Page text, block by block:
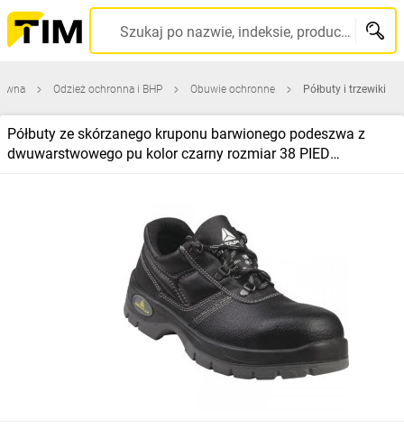
Szukaj po nazwie, indeksie, producencie, kodzie kreskowym...
Odzież ochronna i BHP Obuwie ochronne Półbuty i trzewiki
Półbuty ze skórzanego kruponu barwionego podeszwa z
dwuwarstwowego pu kolor czarny rozmiar 38 PIED